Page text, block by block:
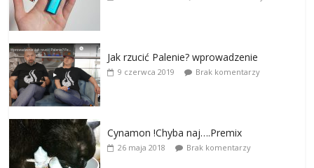
Jak rzucić Palenie? wprowadzenie
9 czerwca 2019 Brak komentarzy
Cynamon !Chyba naj….Premix
26 maja 2018 Brak komentarzy